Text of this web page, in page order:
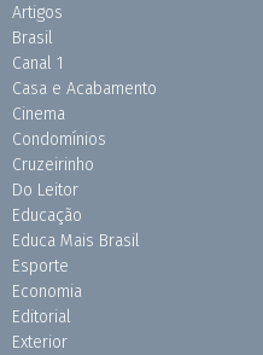
Artigos
Brasil
Canal 1
Casa e Acabamento
Cinema
Condomínios
Cruzeirinho
Do Leitor
Educação
Educa Mais Brasil
Esporte
Economia
Editorial
Exterior